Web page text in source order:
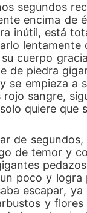
segundos
encima de
inútil, está
lentamente
cuerpo
de piedra
se empieza a
sangre,
quiere que
de
de temor y
poco y logra
escapar,
y